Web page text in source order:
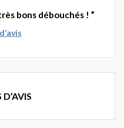
bons débouchés !